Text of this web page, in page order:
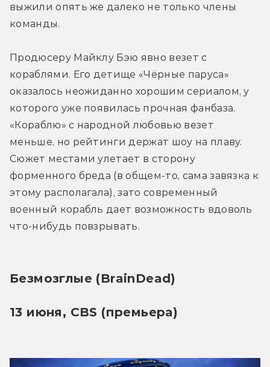
выжили опять же далеко не только члены
команды.
Продюсеру Майклу Бэю явно везет с
кораблями. Его детище «Чёрные паруса»
оказалось неожиданно хорошим сериалом, у
которого уже появилась прочная фанбаза.
«Кораблю» с народной любовью везет
меньше, но рейтинги держат шоу на плаву.
Сюжет местами улетает в сторону
форменного бреда (в общем-то, сама завязка к
этому располагала), зато современный
военный корабль дает возможность вдоволь
что-нибудь повзрывать.
Безмозглые (BrainDead)
13 июня, CBS (премьера)